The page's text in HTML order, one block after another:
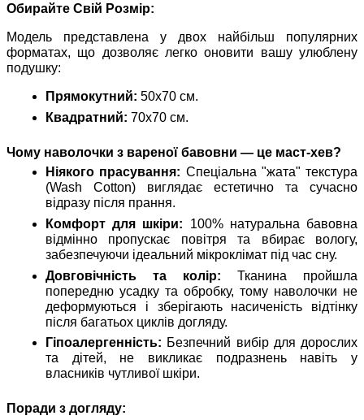
Обирайте Свій Розмір:
Модель представлена у двох найбільш популярних
форматах, що дозволяє легко оновити вашу улюблену
подушку:
Прямокутний: 50х70 см.
Квадратний: 70х70 см.
Чому наволочки з вареної бавовни — це маст-хев?
Ніякого прасування: Спеціальна "жата" текстура
(Wash Cotton) виглядає естетично та сучасно
відразу після прання.
Комфорт для шкіри: 100% натуральна бавовна
відмінно пропускає повітря та вбирає вологу,
забезпечуючи ідеальний мікроклімат під час сну.
Довговічність та колір: Тканина пройшла
попередню усадку та обробку, тому наволочки не
деформуються і зберігають насиченість відтінку
після багатьох циклів догляду.
Гіпоалергенність: Безпечний вибір для дорослих
та дітей, не викликає подразнень навіть у
власників чутливої шкіри.
Поради з догляду: